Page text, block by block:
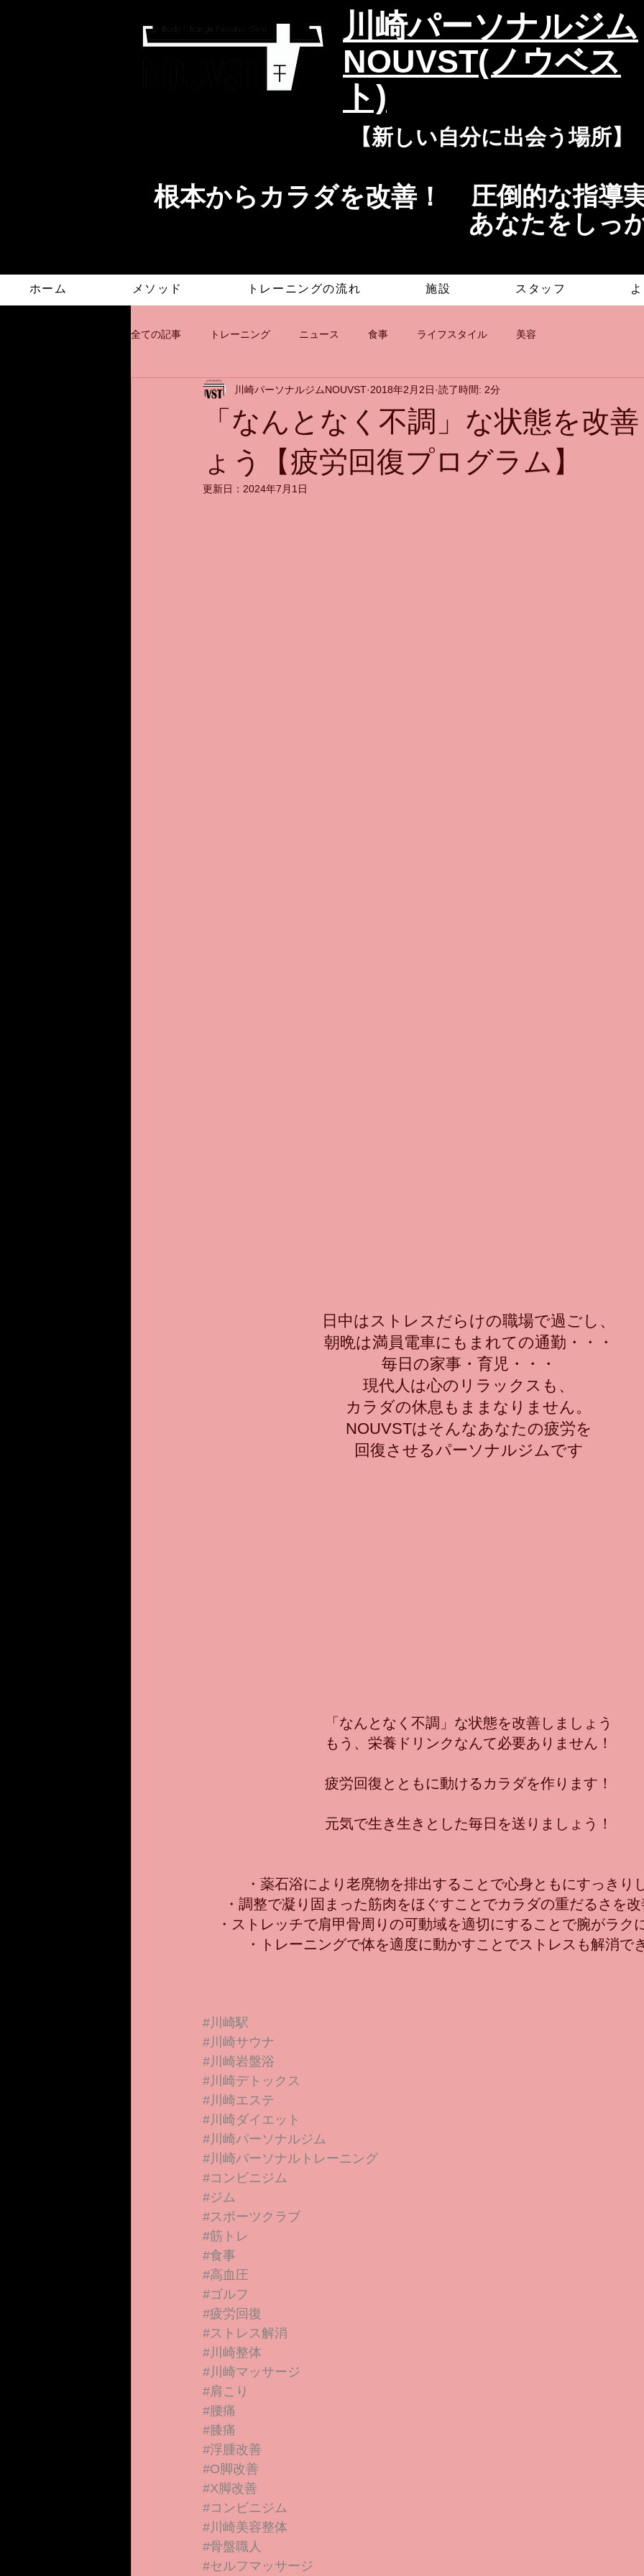
​川崎パーソナルジム
NOUVST(ノウベス
ト)
​​【新しい自分に出会う場所】
​根本からカラダを改善！​​
圧倒的な指導
あなたをしっ
ホーム メソッド トレーニングの流れ 施設 スタッフ
全ての記事 トレーニング ニュース 食事 ライフスタイル 美容
「​なんとなく不調」な状態を改
ょう【疲労回復プログラム】
川崎パーソナルジムNOUVST 2018年2月2日 読了時間: 2分
更新日： 2024年7月1日
日中はストレスだらけの職場で過ごし、
朝晩は満員電車にもまれての通勤・・・
毎日の家事・育児・・・
現代人は心のリラックスも、
カラダの休息もままなりません。
NOUVSTはそんなあなたの疲労を
回復させるパーソナルジムです
「​なんとなく不調」な状態を改善しましょう
もう、栄養ドリンクなんて必要ありません！
疲労回復とともに動けるカラダを作ります！
元気で生き生きとした毎日を送りましょう！
・薬石浴により老廃物を排出することで心身ともにすっきり
・調整で凝り固まった筋肉をほぐすことでカラダの重だるさを
・ストレッチで肩甲骨周りの可動域を適切にすることで腕がラク
・トレーニングで体を適度に動かすことでストレスも解消で
#川崎駅
#川崎サウナ
#川崎岩盤浴
#川崎デトックス
#川崎エステ
#川崎ダイエット
#川崎パーソナルジム
#川崎パーソナルトレーニング
#コンビニジム
#ジム
#スポーツクラブ
#筋トレ
#食事
#高血圧
#ゴルフ
#疲労回復
#ストレス解消
#川崎整体
#川崎マッサージ
#肩こり
#腰痛
#膝痛
#浮腫改善
#O脚改善
#X脚改善
#コンビニジム
#川崎美容整体
#骨盤職人
#セルフマッサージ